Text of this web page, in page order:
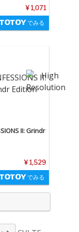
¥ 1,071
でみる
II: Grindr
¥ 1,529
でみる